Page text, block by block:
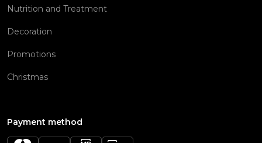
Nutrition and Treatment
Decoration
Promotions
Christmas
Payment method